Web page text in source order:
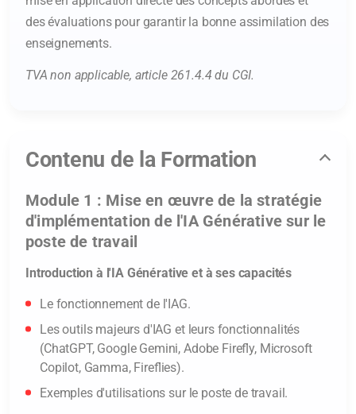
des évaluations pour garantir la bonne assimilation des
enseignements.
TVA non applicable, article 261.4.4 du CGI.
Contenu de la Formation
Module 1 : Mise en œuvre de la stratégie
d'implémentation de l'IA Générative sur le
poste de travail
Introduction à l'IA Générative et à ses capacités
Le fonctionnement de l'IAG.
Les outils majeurs d'IAG et leurs fonctionnalités
(ChatGPT, Google Gemini, Adobe Firefly, Microsoft
Copilot, Gamma, Fireflies).
Exemples d'utilisations sur le poste de travail.